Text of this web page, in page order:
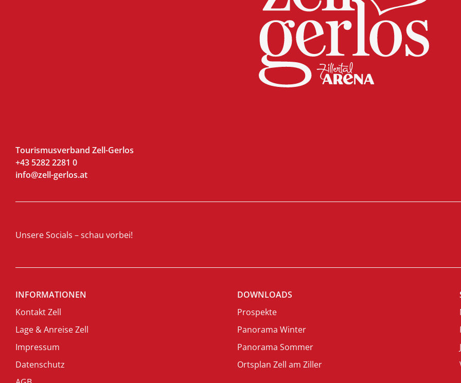
Tourismusverband Zell-Gerlos
+43 5282 2281 0
info@zell-gerlos.at
Unsere Socials – schau vorbei!
INFORMATIONEN
Kontakt Zell
Lage & Anreise Zell
Impressum
Datenschutz
DOWNLOADS
Prospekte
Panorama Winter
Panorama Sommer
Ortsplan Zell am Ziller